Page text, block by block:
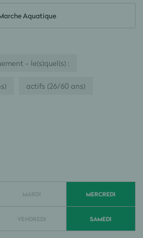
Aquatique
- le(s)quel(s) :
actifs (26/60 ans)
MARDI MERCREDI
VENDREDI SAMEDI